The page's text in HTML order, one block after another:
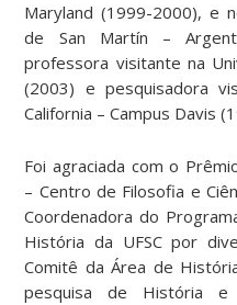
Maryland (1999-2000), e
de San Martín –
professora visitante na
(2003) e pesquisadora
California – Campus Davis
Foi agraciada com o
– Centro de Filosofia e
Coordenadora do
História da UFSC por
Comitê da Área de
pesquisa de História e